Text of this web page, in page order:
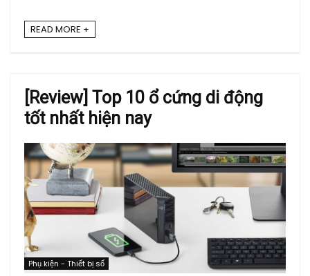
READ MORE +
[Review] Top 10 ổ cứng di động
tốt nhất hiện nay
Phụ kiện - Thiết bị số